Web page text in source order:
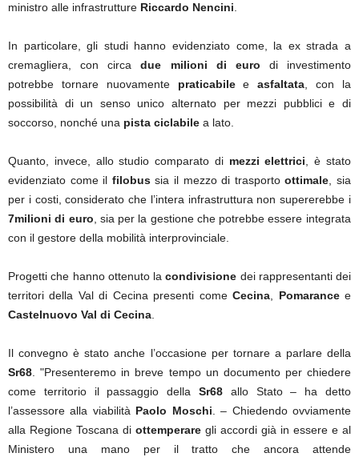
ministro alle infrastrutture Riccardo Nencini
In particolare, gli studi hanno evidenziato come, la ex strada a
cremagliera, con circadue milioni di euro di investimento
potrebbe tornare nuovamente praticabileeasfaltata , con la
possibilità di un senso unico alternato per mezzi pubblici e di
soccorso, nonché una pista ciclabile a lato.
Quanto, invece, allo studio comparato di mezzi elettrici , è stato
evidenziato come il filobussia il mezzo di trasportoottimale , sia
per i costi, considerato che l’intera infrastruttura non supererebbe i
7milioni di euro , sia per la gestione che potrebbe essere integrata
con il gestore della mobilità interprovinciale.
Progetti che hanno ottenuto lacondivisione dei rappresentanti dei
territori della Val di Cecina presenti comeCecina Pomarancee
Castelnuovo Val di Cecina
Il convegno è stato anche l’occasione per tornare a parlare della
Sr68 . "Presenteremo in breve tempo un documento per chiedere
come territorio il passaggio della Sr68 allo Stato – ha detto
l’assessore alla viabilità Paolo Moschi . – Chiedendo ovviamente
alla Regione Toscana di ottemperare gli accordi già in essere e al
Ministero una mano per il tratto che ancora attende